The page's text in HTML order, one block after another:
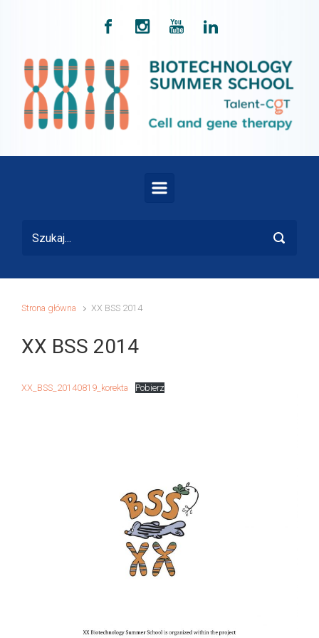
Strona główna XX BSS 2014
XX BSS 2014
XX_BSS_20140819_korekta Pobierz